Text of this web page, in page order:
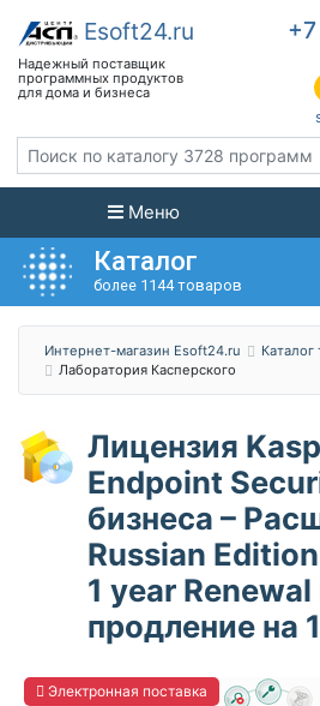
Меню
Каталог
более 1144 товаров
Интернет-магазин Esoft24.ru Каталог
Лаборатория Касперского
Лицензия
Endpoint
бизнеса –
Russian
1 year
продление на
Электронная поставка